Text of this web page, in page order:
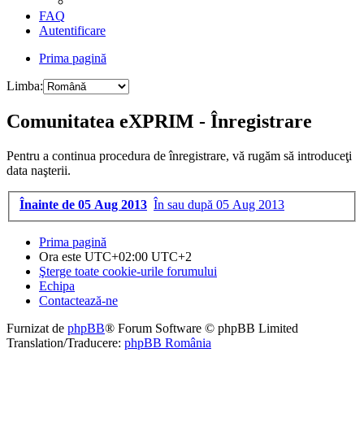
FAQ
Autentificare
Prima pagină
Limba:
Comunitatea eXPRIM - Înregistrare
Pentru a continua procedura de înregistrare, vă rugăm să introduceţi
data naşterii.
Înainte de 05 Aug 2013 În sau după 05 Aug 2013
Prima pagină
Ora este UTC+02:00 UTC+2
Şterge toate cookie-urile forumului
Echipa
Contactează-ne
Furnizat de phpBB® Forum Software © phpBB Limited
Translation/Traducere: phpBB România